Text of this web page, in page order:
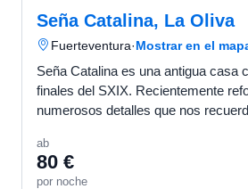
Seña Catalina, La Oliva
Fuerteventura·Mostrar en el
Seña Catalina es una antigua casa
finales del SXIX. Recientemente
numerosos detalles que nos
ab
80 €
por noche